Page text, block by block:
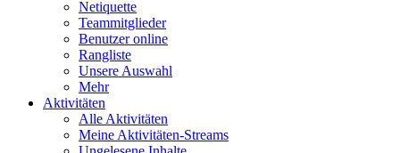
Netiquette
Teammitglieder
Benutzer online
Rangliste
Unsere Auswahl
Mehr
Aktivitäten
Alle Aktivitäten
Meine Aktivitäten-Streams